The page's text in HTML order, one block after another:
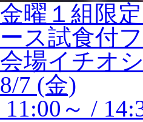
金曜１組限
ース試食付
会場イチオシ
8/7 (金)
11:00～ /